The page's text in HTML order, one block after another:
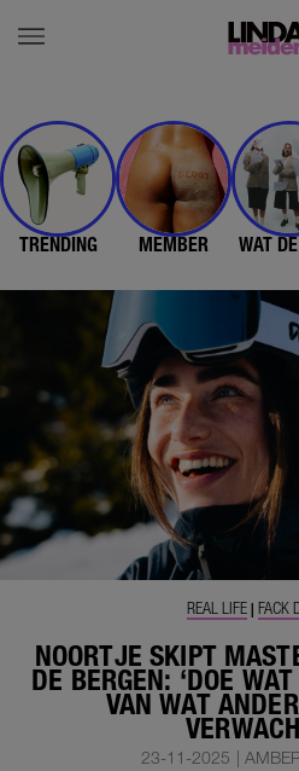
TRENDING MEMBER WAT
NOORTJE SKIPT
DE BERGEN: ‘DOE
VAN WAT
REAL LIFE | FACK
23-11-2025 |